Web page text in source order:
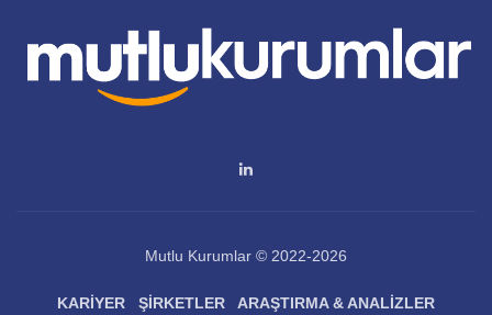
Mutlu Kurumlar © 2022-2026
KARIYER ŞIRKETLER ARAŞTIRMA & ANALIZLER